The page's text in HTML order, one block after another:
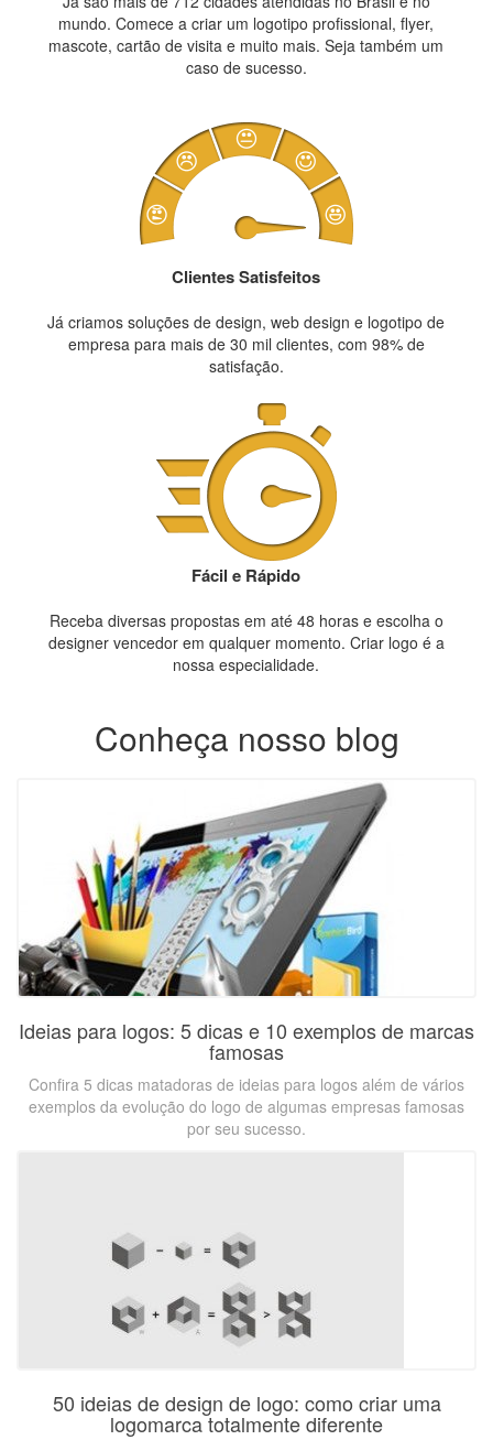
mundo. Comece a criar um logotipo profissional, flyer,
mascote, cartão de visita e muito mais. Seja também um
caso de sucesso.
Clientes Satisfeitos
Já criamos soluções de design, web design e logotipo de
empresa para mais de 30 mil clientes, com 98% de
satisfação.
Fácil e Rápido
Receba diversas propostas em até 48 horas e escolha o
designer vencedor em qualquer momento. Criar logo é a
nossa especialidade.
Conheça nosso blog
Ideias para logos: 5 dicas e 10 exemplos de marcas
famosas
Confira 5 dicas matadoras de ideias para logos além de vários
exemplos da evolução do logo de algumas empresas famosas
por seu sucesso.
50 ideias de design de logo: como criar uma
logomarca totalmente diferente